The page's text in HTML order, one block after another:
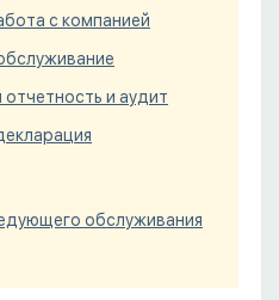
с компанией
и аудит
обслуживания